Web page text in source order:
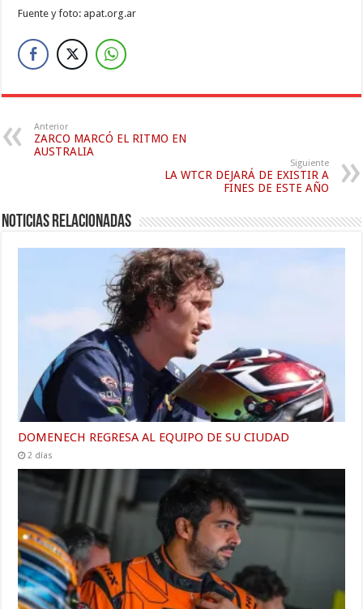
Fuente y foto: apat.org.ar
Anterior
ZARCO MARCÓ EL RITMO EN
AUSTRALIA
Siguiente
LA WTCR DEJARÁ DE EXISTIR A
FINES DE ESTE AÑO
Noticias relacionadas
DOMENECH REGRESA AL EQUIPO DE SU CIUDAD
2 días